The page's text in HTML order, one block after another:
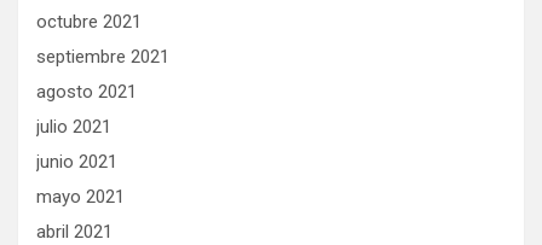
octubre 2021
septiembre 2021
agosto 2021
julio 2021
junio 2021
mayo 2021
abril 2021